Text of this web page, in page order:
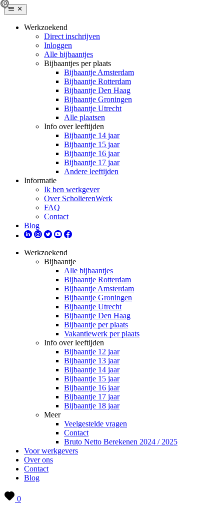
Werkzoekend
Direct inschrijven
Inloggen
Alle bijbaantjes
Bijbaantjes per plaats
Bijbaantje Amsterdam
Bijbaantje Rotterdam
Bijbaantje Den Haag
Bijbaantje Groningen
Bijbaantje Utrecht
Alle plaatsen
Info over leeftijden
Bijbaantje 14 jaar
Bijbaantje 15 jaar
Bijbaantje 16 jaar
Bijbaantje 17 jaar
Andere leeftijden
Informatie
Ik ben werkgever
Over ScholierenWerk
FAQ
Contact
Blog
Werkzoekend
Bijbaantje
Alle bijbaantjes
Bijbaantje Rotterdam
Bijbaantje Amsterdam
Bijbaantje Groningen
Bijbaantje Utrecht
Bijbaantje Den Haag
Bijbaantje per plaats
Vakantiewerk per plaats
Info over leeftijden
Bijbaantje 12 jaar
Bijbaantje 13 jaar
Bijbaantje 14 jaar
Bijbaantje 15 jaar
Bijbaantje 16 jaar
Bijbaantje 17 jaar
Bijbaantje 18 jaar
Meer
Veelgestelde vragen
Contact
Bruto Netto Berekenen 2024 / 2025
Voor werkgevers
Over ons
Contact
Blog
0